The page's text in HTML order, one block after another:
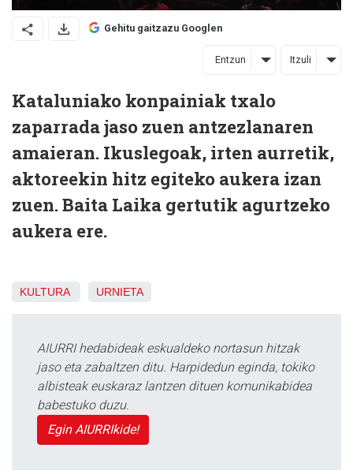
Gehitu gaitzazu Googlen
Entzun Itzuli
Kataluniako konpainiak txalo
zaparrada jaso zuen antzezlanaren
amaieran. Ikuslegoak, irten aurretik,
aktoreekin hitz egiteko aukera izan
zuen. Baita Laika gertutik agurtzeko
aukera ere.
KULTURA URNIETA
AIURRI hedabideak eskualdeko nortasun hitzak
jaso eta zabaltzen ditu. Harpidedun eginda, tokiko
albisteak euskaraz lantzen dituen komunikabidea
babestuko duzu.
Egin AIURRIkide!